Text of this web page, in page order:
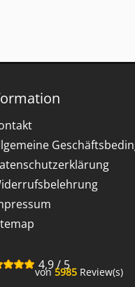
4,9/5
von 5985 Review(s)